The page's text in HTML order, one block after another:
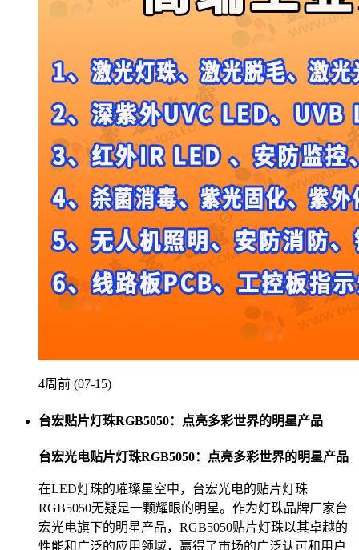
4周前 (07-15)
台宏贴片灯珠RGB5050：点亮多彩世界的明星产品
台宏光电贴片灯珠RGB5050：点亮多彩世界的明星产品
在LED灯珠的璀璨星空中，台宏光电的贴片灯珠
RGB5050无疑是一颗耀眼的明星。作为灯珠品牌厂家台
宏光电旗下的明星产品，RGB5050贴片灯珠以其卓越的
性能和广泛的应用领域，赢得了市场的广泛认可和用户